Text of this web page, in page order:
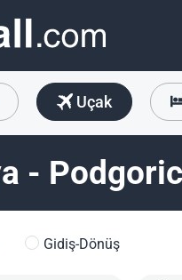
Uçak
-
Gidiş-Dönüş